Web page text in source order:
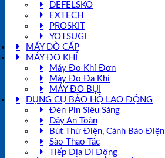
DEFELSKO
EXTECH
PROSKIT
YOTSUGI
MÁY DÒ CÁP
MÁY ĐO KHÍ
Máy Đo Khí Đơn
Máy Đo Đa Khí
MÁY ĐO BỤI
DỤNG CỤ BẢO HỘ LAO ĐỘNG
Đèn Pin Siêu Sáng
Dây An Toàn
Bút Thử Điện, Cảnh Báo Điện
Sào Thao Tác
Tiếp Địa Di Động